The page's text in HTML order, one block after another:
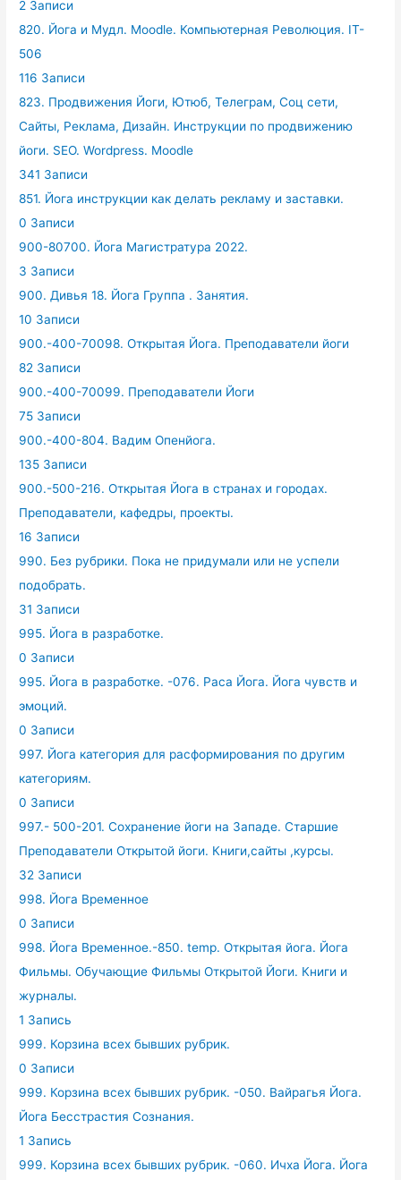
2 Записи
820. Йога и Мудл. Moodle. Компьютерная Революция. IT-
506
116 Записи
823. Продвижения Йоги, Ютюб, Телеграм, Соц сети,
Сайты, Реклама, Дизайн. Инструкции по продвижению
йоги. SEO. Wordpress. Moodle
341 Записи
851. Йога инструкции как делать рекламу и заставки.
0 Записи
900-80700. Йога Магистратура 2022.
3 Записи
900. Дивья 18. Йога Группа . Занятия.
10 Записи
900.-400-70098. Открытая Йога. Преподаватели йоги
82 Записи
900.-400-70099. Преподаватели Йоги
75 Записи
900.-400-804. Вадим Опенйога.
135 Записи
900.-500-216. Открытая Йога в странах и городах.
Преподаватели, кафедры, проекты.
16 Записи
990. Без рубрики. Пока не придумали или не успели
подобрать.
31 Записи
995. Йога в разработке.
0 Записи
995. Йога в разработке. -076. Раса Йога. Йога чувств и
эмоций.
0 Записи
997. Йога категория для расформирования по другим
категориям.
0 Записи
997.- 500-201. Сохранение йоги на Западе. Старшие
Преподаватели Открытой йоги. Книги,сайты ,курсы.
32 Записи
998. Йога Временное
0 Записи
998. Йога Временное.-850. temp. Открытая йога. Йога
Фильмы. Обучающие Фильмы Открытой Йоги. Книги и
журналы.
1 Запись
999. Корзина всех бывших рубрик.
0 Записи
999. Корзина всех бывших рубрик. -050. Вайрагья Йога.
Йога Бесстрастия Сознания.
1 Запись
999. Корзина всех бывших рубрик. -060. Ичха Йога. Йога